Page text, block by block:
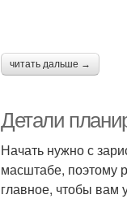
читать дальше →
Детали
Начать нужно с
масштабе, поэтому
главное, чтобы вам